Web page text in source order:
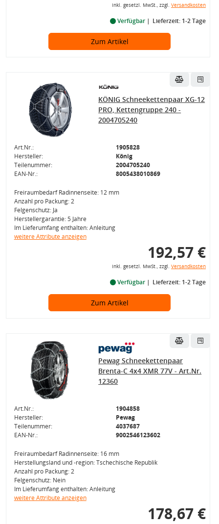
inkl. gesetzl. MwSt., zzgl. Versandkosten
Verfügbar Lieferzeit: 1-2 Tage
Zum Artikel
KÖNIG Schneekettenpaar XG-12
PRO, Kettengruppe 240 -
2004705240
Art.Nr.:
1905828
Hersteller:
König
Teilenummer:
2004705240
EAN-Nr.:
8005438010869
Freiraumbedarf Radinnenseite: 12 mm
Anzahl pro Packung: 2
Felgenschutz: Ja
Herstellergarantie: 5 Jahre
Im Lieferumfang enthalten: Anleitung
weitere Attribute anzeigen
192,57 €
inkl. gesetzl. MwSt., zzgl. Versandkosten
Verfügbar Lieferzeit: 1-2 Tage
Zum Artikel
Pewag Schneekettenpaar
Brenta-C 4x4 XMR 77V - Art.Nr.
12360
Art.Nr.:
1904858
Hersteller:
Pewag
Teilenummer:
4037687
EAN-Nr.:
9002546123602
Freiraumbedarf Radinnenseite: 16 mm
Herstellungsland und -region: Tschechische Republik
Anzahl pro Packung: 2
Felgenschutz: Nein
Im Lieferumfang enthalten: Anleitung
weitere Attribute anzeigen
178,67 €